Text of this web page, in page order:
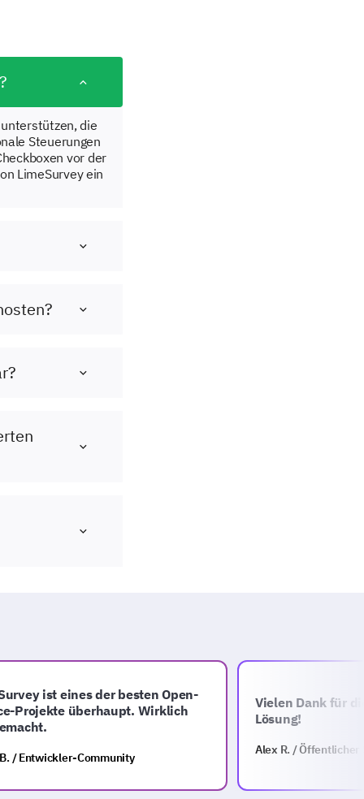
die
Steuerungen
vor der
LimeSurvey ein
ist eines der besten Open-
Projekte überhaupt. Wirklich
/ Entwickler-Community
Vielen Dank für
Lösung!
Alex R. / Öffentlicher